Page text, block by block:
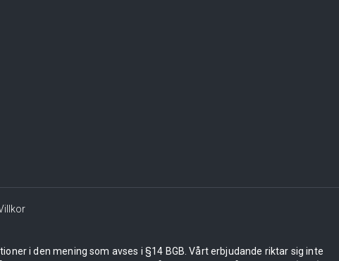
i den mening som avses i §14 BGB. Vårt erbjudande riktar sig inte